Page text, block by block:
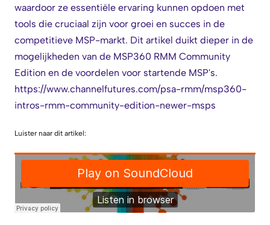
waardoor ze essentiële ervaring kunnen opdoen met
tools die cruciaal zijn voor groei en succes in de
competitieve MSP-markt. Dit artikel duikt dieper in de
mogelijkheden van de MSP360 RMM Community
Edition en de voordelen voor startende MSP's.
https://www.channelfutures.com/psa-rmm/msp360-
intros-rmm-community-edition-newer-msps
Luister naar dit artikel: